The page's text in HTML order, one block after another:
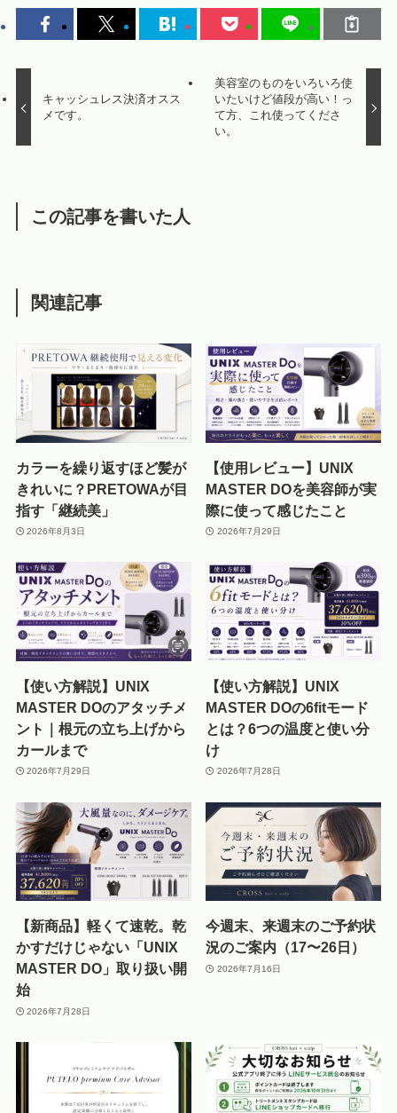
キャッシュレス決済オスス
メです。
美容室のものをいろいろ使
いたいけど値段が高い！っ
て方、これ使ってくださ
い。
この記事を書いた人
関連記事
カラーを繰り返すほど髪が
きれいに？PRETOWAが目
指す「継続美」
2026年8月3日
【使用レビュー】UNIX
MASTER DOを美容師が実
際に使って感じたこと
2026年7月29日
【使い方解説】UNIX
MASTER DOのアタッチメ
ント｜根元の立ち上げから
カールまで
2026年7月29日
【使い方解説】UNIX
MASTER DOの6fitモード
とは？6つの温度と使い分
け
2026年7月28日
【新商品】軽くて速乾。乾
かすだけじゃない「UNIX
MASTER DO」取り扱い開
始
2026年7月28日
今週末、来週末のご予約状
況のご案内（17〜26日）
2026年7月16日